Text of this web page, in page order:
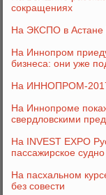
сокращениях
На ЭКСПО в Астане
На Иннопром
бизнеса: они уже
На ИННОПРОМ-2017
На Иннопроме
свердловскими
На INVEST EXPO
пассажирское
На пасхальном
без совести